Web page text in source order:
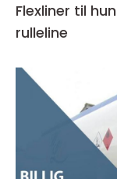
Flexliner til
rulleline